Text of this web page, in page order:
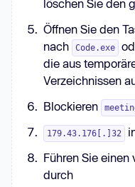
löschen Sie den
Öffnen Sie den
nach
Code.exe
die aus
Verzeichnissen
Blockieren
179.43.176[.]32
Führen Sie
durch